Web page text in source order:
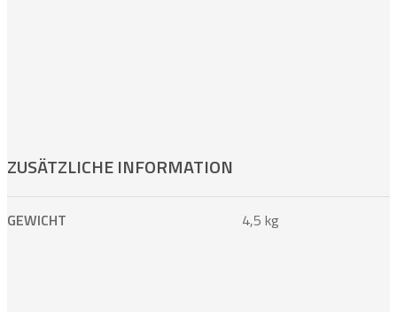
ZUSÄTZLICHE INFORMATION
GEWICHT 4,5 kg